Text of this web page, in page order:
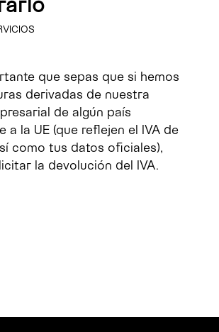
que sepas que si hemos
derivadas de nuestra
de algún país
a la UE (que reflejen el IVA de
como tus datos oficiales),
la devolución del IVA.